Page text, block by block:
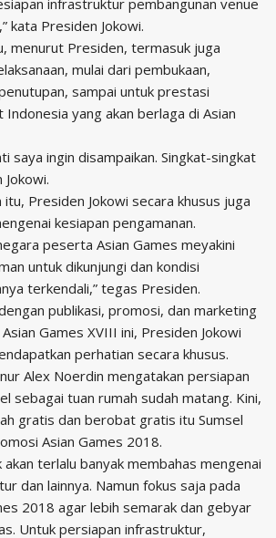
infrastruktur pembangunan venue
kata Presiden Jokowi.
menurut Presiden, termasuk juga
mulai dari pembukaan,
sampai untuk prestasi
yang akan berlaga di Asian
saya ingin disampaikan. Singkat-singkat
Presiden Jokowi secara khusus juga
kesiapan pengamanan.
peserta Asian Games meyakini
untuk dikunjungi dan kondisi
terkendali,” tegas Presiden.
publikasi, promosi, dan marketing
Games XVIII ini, Presiden Jokowi
perhatian secara khusus.
Alex Noerdin mengatakan persiapan
sebagai tuan rumah sudah matang. Kini,
gratis dan berobat gratis itu Sumsel
Asian Games 2018.
terlalu banyak membahas mengenai
dan lainnya. Namun fokus saja pada
2018 agar lebih semarak dan gebyar
Untuk persiapan infrastruktur,